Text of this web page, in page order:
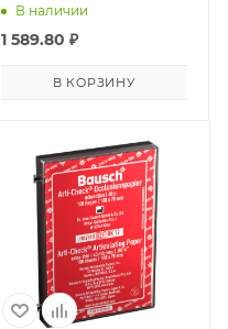
В наличии
1 589.80 ₽
В КОРЗИНУ